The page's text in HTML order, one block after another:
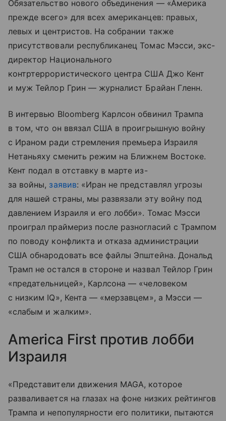
Обязательство нового объединения — «Америка
прежде всего» для всех американцев: правых,
левых и центристов. На собрании также
присутствовали республиканец Томас Мэсси, экс-
директор Национального
контртеррористического центра США Джо Кент
и муж Тейлор Грин — журналист Брайан Гленн.
В интервью Bloomberg Карлсон обвинил Трампа
в том, что он ввязал США в проигрышную войну
с Ираном ради стремления премьера Израиля
Нетаньяху сменить режим на Ближнем Востоке.
Кент подал в отставку в марте из-
за войны, заявив: «Иран не представлял угрозы
для нашей страны, мы развязали эту войну под
давлением Израиля и его лобби». Томас Мэсси
проиграл праймериз после разногласий с Трампом
по поводу конфликта и отказа администрации
США обнародовать все файлы Эпштейна. Дональд
Трамп не остался в стороне и назвал Тейлор Грин
«предательницей», Карлсона — «человеком
с низким IQ», Кента — «мерзавцем», а Мэсси —
«слабым и жалким».
America First против лобби
Израиля
«Представители движения MAGA, которое
разваливается на глазах на фоне низких рейтингов
Трампа и непопулярности его политики, пытаются